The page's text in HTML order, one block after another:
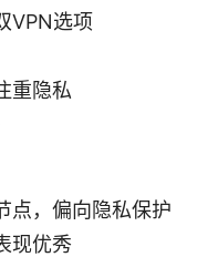
VPN选项
重隐私
点，偏向隐私保护
现优秀